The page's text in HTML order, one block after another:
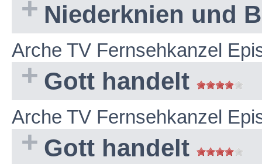
Niederknien und
Arche TV Fernsehkanzel
Gott handelt
Arche TV Fernsehkanzel
Gott handelt